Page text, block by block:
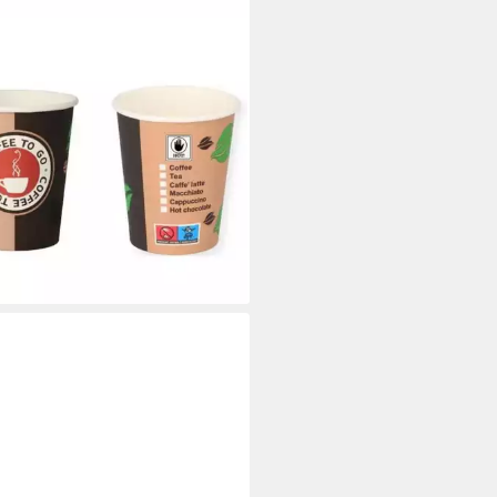
200 ml 8oz. Einweg Becher -
ml - 1000 Stk, 1000-tlg.
€
€/ 1 Stk)
- in 3-4 Werktagen bei dir